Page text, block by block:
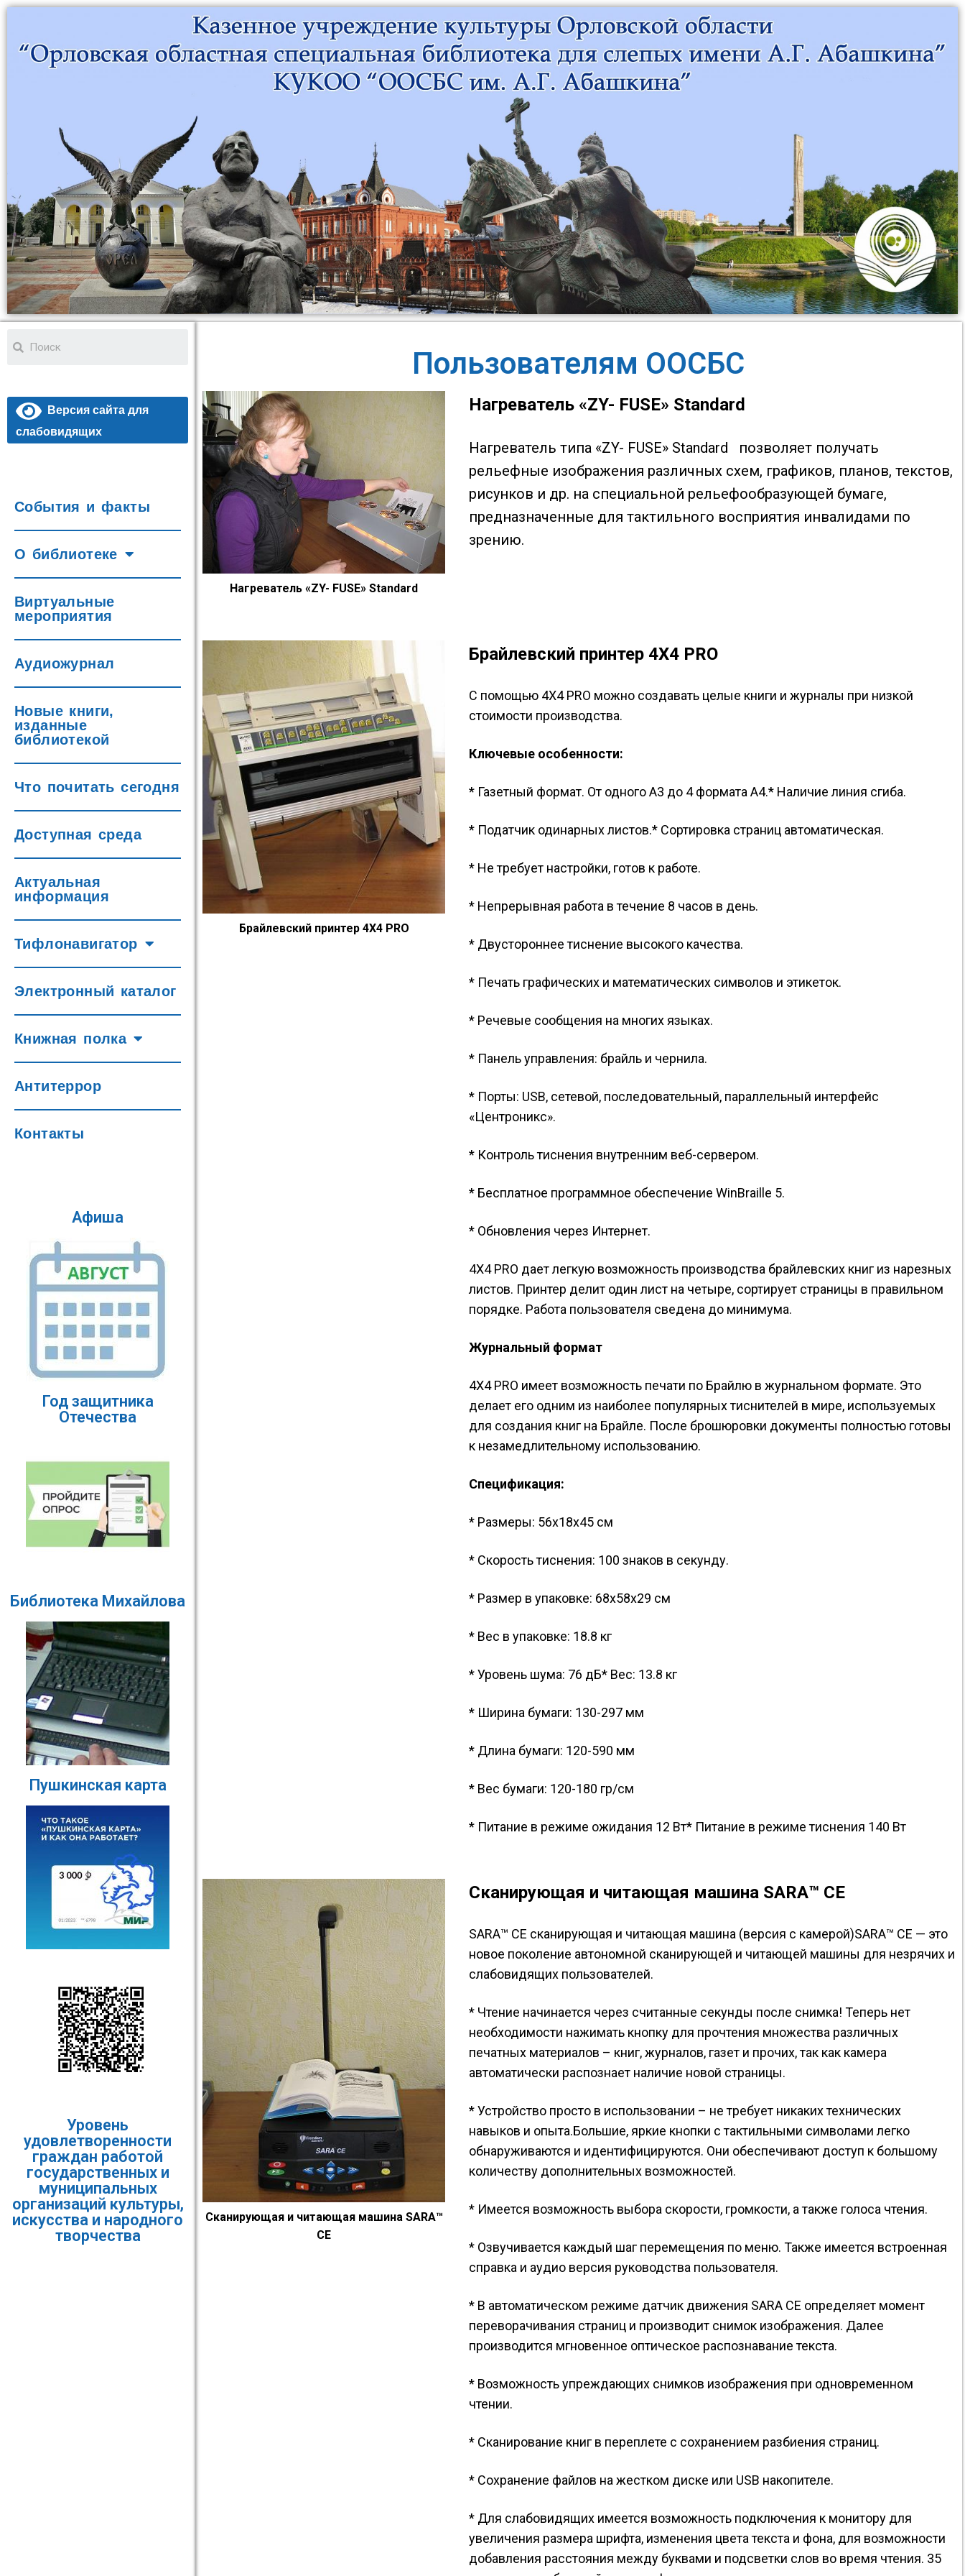
Версия сайта для
слабовидящих
События и факты
О библиотеке
Виртуальные
мероприятия
Аудиожурнал
Новые книги,
изданные
библиотекой
Что почитать сегодня
Доступная среда
Актуальная
информация
Тифлонавигатор
Электронный каталог
Книжная полка
Антитеррор
Контакты
Афиша
Год защитника
Отечества
Библиотека Михайлова
Пушкинская карта
Уровень
удовлетворенности
граждан работой
государственных и
муниципальных
организаций культуры,
искусства и народного
творчества​
Пользователям ООСБС
Нагреватель «ZY- FUSE» Standard
Нагреватель «ZY- FUSE» Standard
Нагреватель типа «ZY- FUSE» Standard позволяет получать
рельефные изображения различных схем, графиков, планов, текстов,
рисунков и др. на специальной рельефообразующей бумаге,
предназначенные для тактильного восприятия инвалидами по
зрению.
Брайлевский принтер 4X4 PRO
Брайлевский принтер 4X4 PRO
С помощью 4X4 PRO можно создавать целые книги и журналы при низкой
стоимости производства.
Ключевые особенности:
* Газетный формат. От одного A3 до 4 формата А4.* Наличие линия сгиба.
* Податчик одинарных листов.* Сортировка страниц автоматическая.
* Не требует настройки, готов к работе.
* Непрерывная работа в течение 8 часов в день.
* Двустороннее тиснение высокого качества.
* Печать графических и математических символов и этикеток.
* Речевые сообщения на многих языках.
* Панель управления: брайль и чернила.
* Порты: USB, сетевой, последовательный, параллельный интерфейс
«Центроникс».
* Контроль тиснения внутренним веб-сервером.
* Бесплатное программное обеспечение WinBraille 5.
* Обновления через Интернет.
4Х4 PRO дает легкую возможность производства брайлевских книг из нарезных
листов. Принтер делит один лист на четыре, сортирует страницы в правильном
порядке. Работа пользователя сведена до минимума.
Журнальный формат
4X4 PRO имеет возможность печати по Брайлю в журнальном формате. Это
делает его одним из наиболее популярных тиснителей в мире, используемых
для создания книг на Брайле. После брошюровки документы полностью готовы
к незамедлительному использованию.
Спецификация:
* Размеры: 56x18x45 см
* Скорость тиснения: 100 знаков в секунду.
* Размер в упаковке: 68x58x29 см
* Вес в упаковке: 18.8 кг
* Уровень шума: 76 дБ* Вес: 13.8 кг
* Ширина бумаги: 130-297 мм
* Длина бумаги: 120-590 мм
* Вес бумаги: 120-180 гр/см
* Питание в режиме ожидания 12 Вт* Питание в режиме тиснения 140 Вт
Сканирующая и читающая машина SARA™
CE
Сканирующая и читающая машина SARA™ CE
SARA™ CE сканирующая и читающая машина (версия с камерой)SARA™ CE — это
новое поколение автономной сканирующей и читающей машины для незрячих и
слабовидящих пользователей.
* Чтение начинается через считанные секунды после снимка! Теперь нет
необходимости нажимать кнопку для прочтения множества различных
печатных материалов – книг, журналов, газет и прочих, так как камера
автоматически распознает наличие новой страницы.
* Устройство просто в использовании – не требует никаких технических
навыков и опыта.Большие, яркие кнопки с тактильными символами легко
обнаруживаются и идентифицируются. Они обеспечивают доступ к большому
количеству дополнительных возможностей.
* Имеется возможность выбора скорости, громкости, а также голоса чтения.
* Озвучивается каждый шаг перемещения по меню. Также имеется встроенная
справка и аудио версия руководства пользователя.
* В автоматическом режиме датчик движения SARA CE определяет момент
переворачивания страниц и производит снимок изображения. Далее
производится мгновенное оптическое распознавание текста.
* Возможность упреждающих снимков изображения при одновременном
чтении.
* Сканирование книг в переплете с сохранением разбиения страниц.
* Сохранение файлов на жестком диске или USB накопителе.
* Для слабовидящих имеется возможность подключения к монитору для
увеличения размера шрифта, изменения цвета текста и фона, для возможности
добавления расстояния между буквами и подсветки слов во время чтения. 35